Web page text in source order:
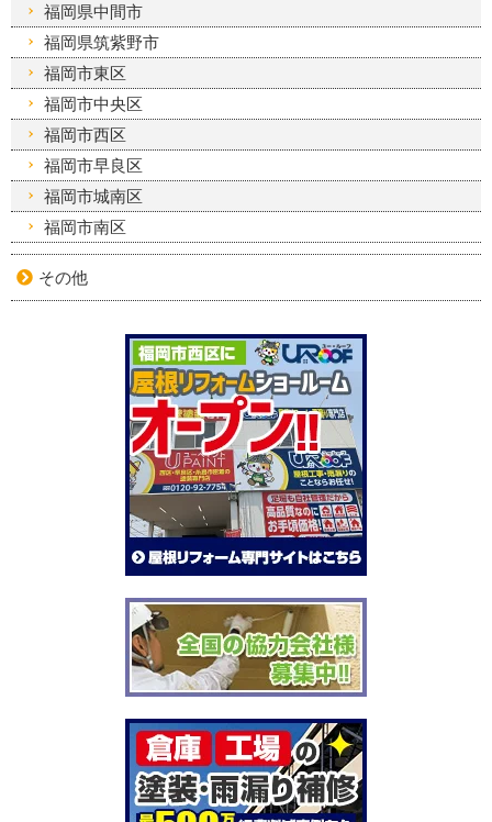
福岡県中間市
福岡県筑紫野市
福岡市東区
福岡市中央区
福岡市西区
福岡市早良区
福岡市城南区
福岡市南区
その他